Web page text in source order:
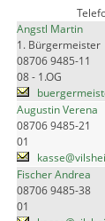
Angstl Martin
1. Bürgermeister
08706 9485-11
08 - 1.OG
Augustin Verena
08706 9485-21
01
Fischer Andrea
08706 9485-38
01